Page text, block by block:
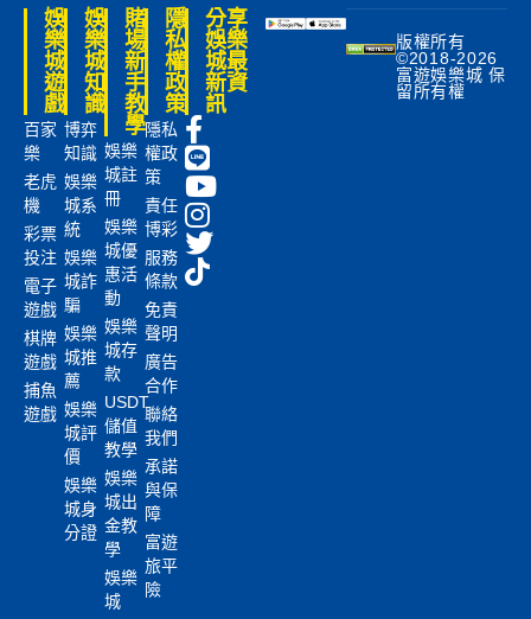
娛
樂
城
遊
戲
百家
樂
老虎
機
彩票
投注
電子
遊戲
棋牌
遊戲
捕魚
遊戲
娛
樂
城
知
識
博弈
知識
娛樂
城系
統
娛樂
城詐
騙
娛樂
城推
薦
娛樂
城評
價
娛樂
城身
分證
賭
場
新
手
教
學
娛樂
城註
冊
娛樂
城優
惠活
動
娛樂
城存
款
USDT
儲值
教學
娛樂
城出
金教
學
娛樂
城
隱
私
權
政
策
隱私
權政
策
責任
博彩
服務
條款
免責
聲明
廣告
合作
聯絡
我們
承諾
與保
障
富遊
旅平
險
分享
娛樂
城最
新資
訊
版權所有
©2018-2026
富遊娛樂城 保
留所有權